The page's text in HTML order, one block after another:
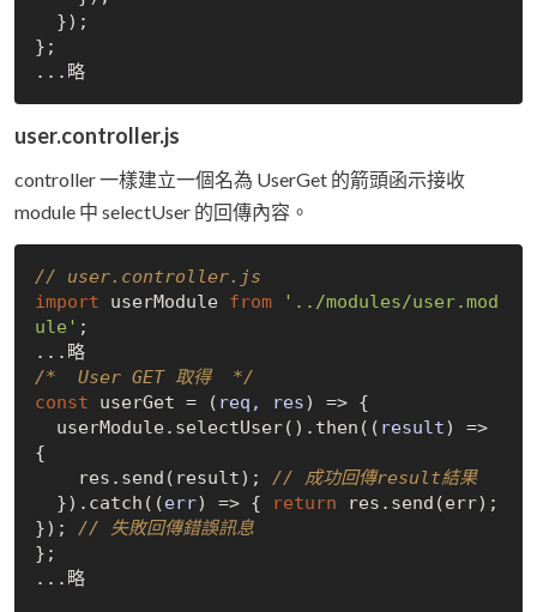
};
...略
user.controller.js
controller 一樣建立一個名為 UserGet 的箭頭函示接收
module 中 selectUser 的回傳內容。
// user.controller.js
import userModule from
'../modules/user.mod
ule' ;
...略
/*  User GET 取得  */
const userGet = ( req, res) => {
  userModule.selectUser().then(
( result) =>
{
    res.send(result);
// 成功回傳result結果
  }).catch(
(err) => { return res.send(err);
}); // 失敗回傳錯誤訊息
};
...略